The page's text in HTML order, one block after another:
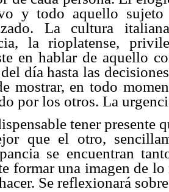
y todo aquello sujeto
La cultura
la rioplatense,
en hablar de aquello
día hasta las
mostrar, en todo
por los otros. La
tener presente
que el otro,
se encuentran
formar una imagen de
Se reflexionará